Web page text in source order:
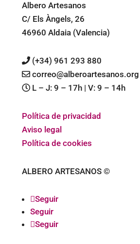
Albero Artesanos
C/ Els Àngels, 26
46960 Aldaia (Valencia)
(+34) 961 293 880
correo@alberoartesanos.org
L – J: 9 – 17h | V: 9 – 14h
Política de privacidad
Aviso legal
Política de cookies
ALBERO ARTESANOS ©
Seguir
Seguir
Seguir